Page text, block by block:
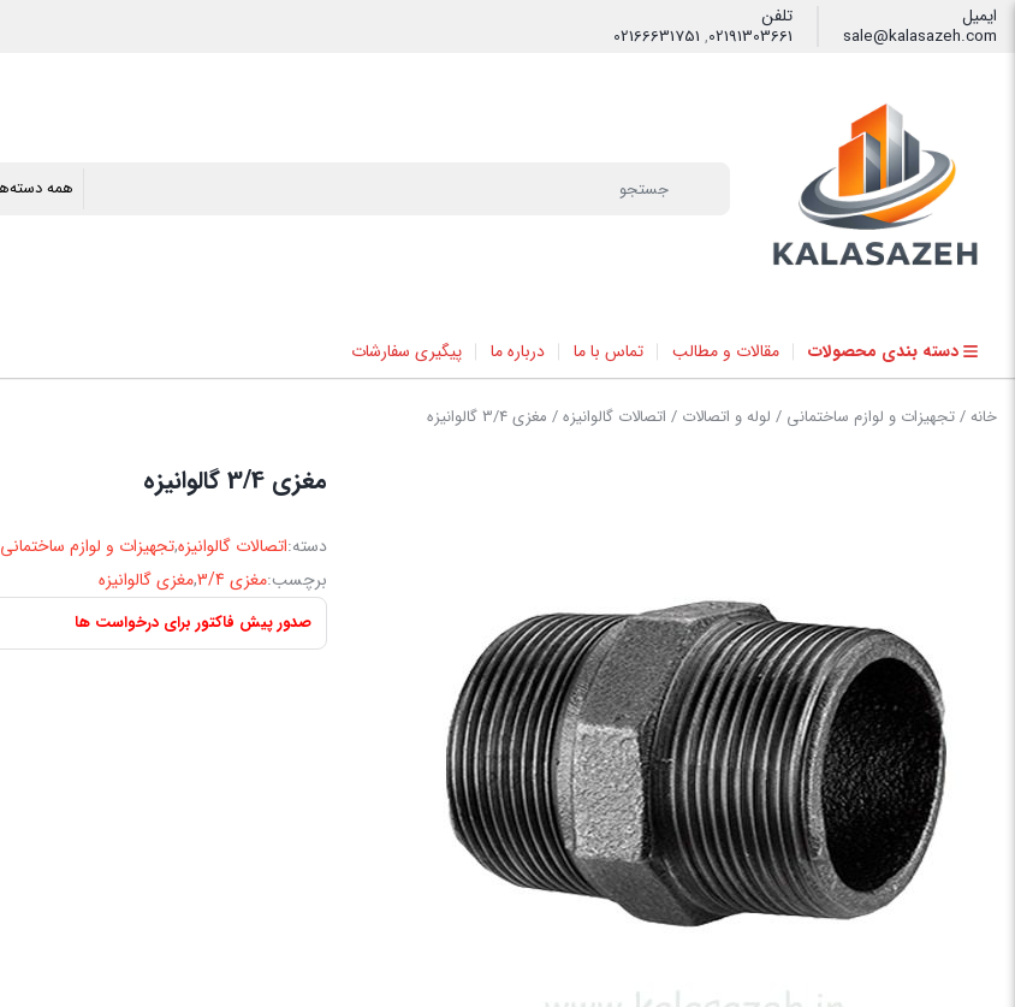
ایمیل
sale@kalasazeh.com
تلفن
02191303661
,
02166631751
دسته بندی محصولات مقالات و مطالب تماس با ما درباره ما پیگیری سفارشات
خانه/تجهیزات و لوازم ساختمانی / لوله و اتصالات / اتصالات گالوانیزه/ مغزی 3/4 گالوانیزه
مغزی 3/4 گالوانیزه
دسته:اتصالات گالوانیزه,تجهیزات و لوازم ساختمانی
برچسب:مغزی 3/4 ,مغزی گالوانیزه
صدور پیش فاکتور برای درخواست ها